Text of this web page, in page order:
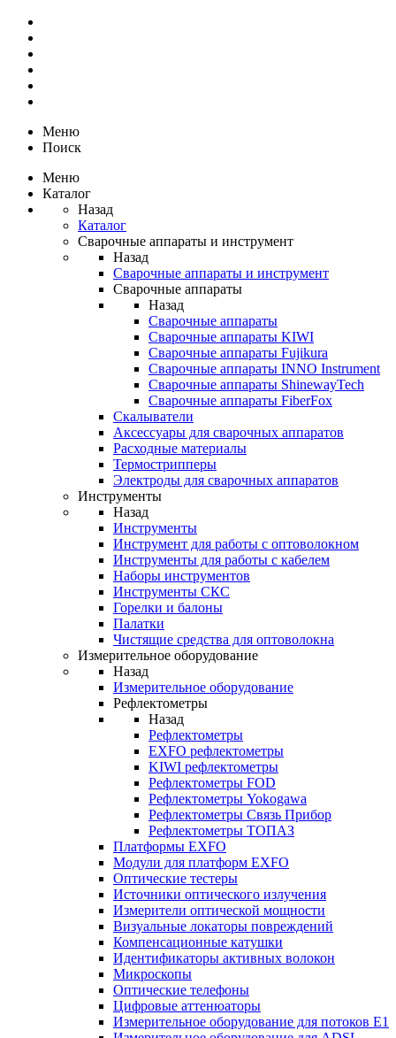
Меню
Поиск
Меню
Каталог
Назад
Каталог
Сварочные аппараты и инструмент
Назад
Сварочные аппараты и инструмент
Сварочные аппараты
Назад
Сварочные аппараты
Сварочные аппараты KIWI
Сварочные аппараты Fujikura
Сварочные аппараты INNO Instrument
Сварочные аппараты ShinewayTech
Cварочные аппараты FiberFox
Скалыватели
Аксессуары для сварочных аппаратов
Расходные материалы
Термострипперы
Электроды для сварочных аппаратов
Инструменты
Назад
Инструменты
Инструмент для работы с оптоволокном
Инструменты для работы с кабелем
Наборы инструментов
Инструменты СКС
Горелки и балоны
Палатки
Чистящие средства для оптоволокна
Измерительное оборудование
Назад
Измерительное оборудование
Рефлектометры
Назад
Рефлектометры
EXFO рефлектометры
KIWI рефлектометры
Рефлектометры FOD
Рефлектометры Yokogawa
Рефлектометры Связь Прибор
Рефлектометры ТОПАЗ
Платформы EXFO
Модули для платформ EXFO
Оптические тестеры
Источники оптического излучения
Измерители оптической мощности
Визуальные локаторы повреждений
Компенсационные катушки
Идентификаторы активных волокон
Микроскопы
Оптические телефоны
Цифровые аттенюаторы
Измерительное оборудование для потоков Е1